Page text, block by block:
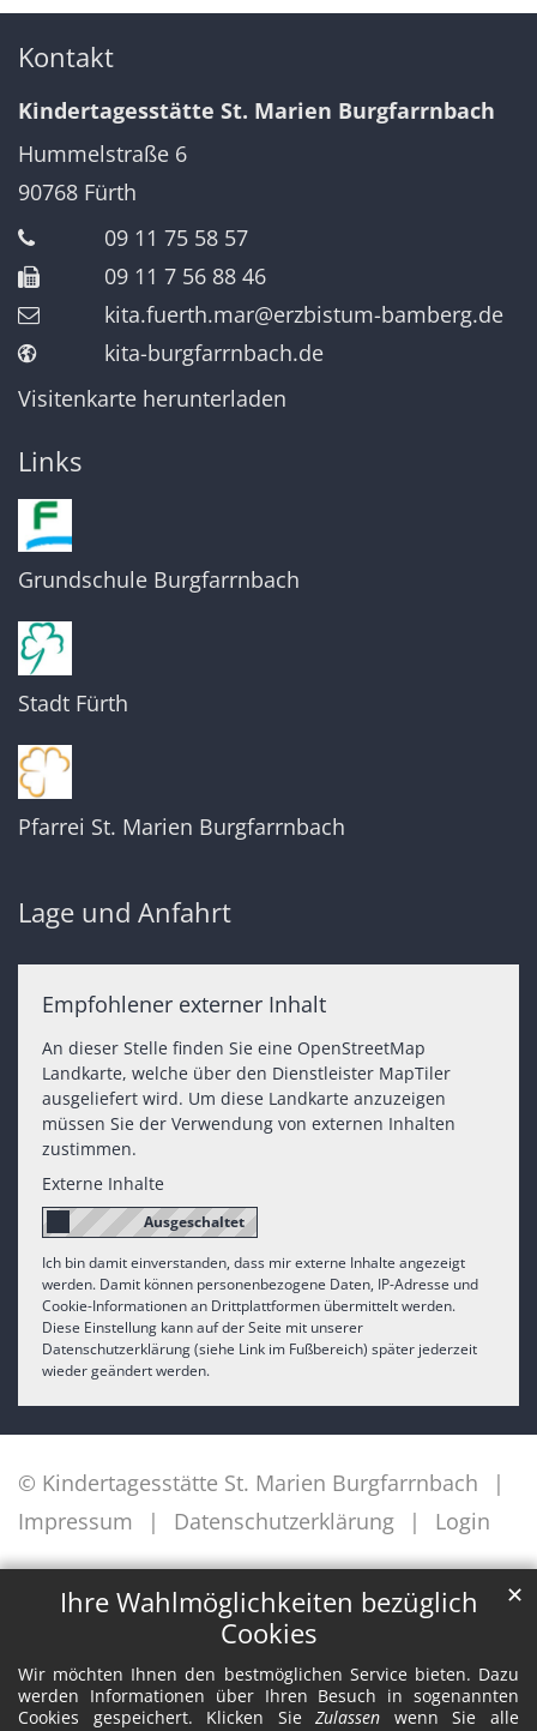
Ihre Wahlmöglichkeiten bezüglich
Cookies
Wir möchten Ihnen den bestmöglichen Service bieten. Dazu
werden Informationen über Ihren Besuch in sogenannten
Cookies gespeichert. Klicken SieZulassen wenn Sie alle
✕
Kontakt
Kindertagesstätte St. Marien Burgfarrnbach
Hummelstraße 6
90768 Fürth
09 11 75 58 57
09 11 7 56 88 46
kita.fuerth.mar@erzbistum-bamberg.de
kita-burgfarrnbach.de
Visitenkarte herunterladen
Links
Grundschule Burgfarrnbach
Stadt Fürth
Pfarrei St. Marien Burgfarrnbach
Lage und Anfahrt
Empfohlener externer Inhalt
An dieser Stelle finden Sie eine OpenStreetMap
Landkarte, welche über den Dienstleister MapTiler
ausgeliefert wird. Um diese Landkarte anzuzeigen
müssen Sie der Verwendung von externen Inhalten
zustimmen.
Externe Inhalte
Ich bin damit einverstanden, dass mir externe Inhalte angezeigt
werden. Damit können personenbezogene Daten, IP-Adresse und
Cookie-Informationen an Drittplattformen übermittelt werden.
Diese Einstellung kann auf der Seite mit unserer
Datenschutzerklärung (siehe Link im Fußbereich) später jederzeit
wieder geändert werden.
© Kindertagesstätte St. Marien Burgfarrnbach
Impressum
Datenschutzerklärung Login